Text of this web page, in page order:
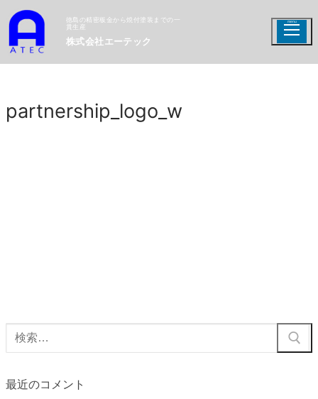
株式会社エーテック
徳島の精密板金から焼付塗装までの一
貫生産
partnership_logo_w
最近のコメント